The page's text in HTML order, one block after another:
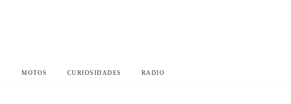
MOTOS CURIOSIDADES RADIO